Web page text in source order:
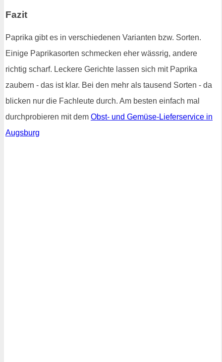
Fazit
Paprika gibt es in verschiedenen Varianten bzw. Sorten.
Einige Paprikasorten schmecken eher wässrig, andere
richtig scharf. Leckere Gerichte lassen sich mit Paprika
zaubern - das ist klar. Bei den mehr als tausend Sorten - da
blicken nur die Fachleute durch. Am besten einfach mal
durchprobieren mit dem Obst- und Gemüse-Lieferservice in
Augsburg